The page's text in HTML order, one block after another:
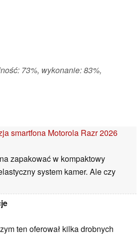
73%, wykonanie: 83%,
smartfona Motorola Razr 2026
zapakować w kompaktowy
system kamer. Ale czy
ten oferował kilka drobnych